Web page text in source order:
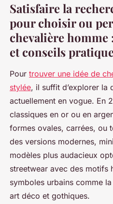
Satisfaire la
pour choisir ou
chevalière homme
et conseils
Pour trouver une idée de
stylée, il suffit d’explorer la
actuellement en vogue. En
classiques en or ou en
formes ovales, carrées, ou
des versions modernes,
modèles plus audacieux
streetwear avec des motifs
symboles urbains comme
art déco et gothiques.